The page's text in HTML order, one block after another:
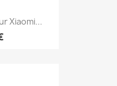
Xiaomi...